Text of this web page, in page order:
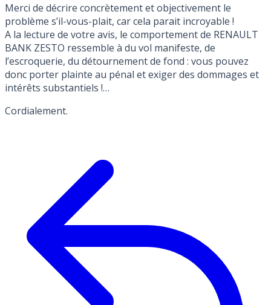
Merci de décrire concrètement et objectivement le
problème s’il-vous-plait, car cela parait incroyable !
A la lecture de votre avis, le comportement de RENAULT
BANK ZESTO ressemble à du vol manifeste, de
l’escroquerie, du détournement de fond : vous pouvez
donc porter plainte au pénal et exiger des dommages et
intérêts substantiels !…
Cordialement.